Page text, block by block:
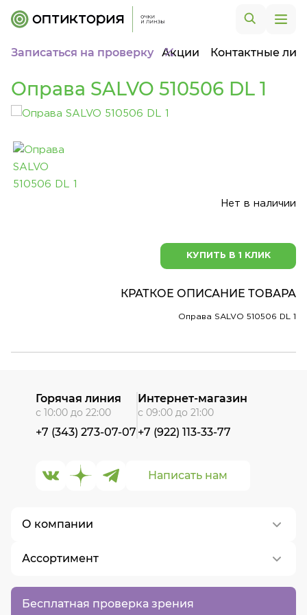
Записаться на проверку Акции Контактные
Оправа SALVO 510506 DL 1
Нет в наличии
КУПИТЬ В 1 КЛИК
КРАТКОЕ ОПИСАНИЕ ТОВАРА
Оправа SALVO 510506 DL 1
Бесплатная проверка зрения
О компании
О нас
Контакты
Вакансии
Ассортимент
Написать нам
Горячая линия
с 10:00 до 22:00
+7 (343) 273-07-07
Интернет-магазин
с 09:00 до 21:00
+7 (922) 113-33-77